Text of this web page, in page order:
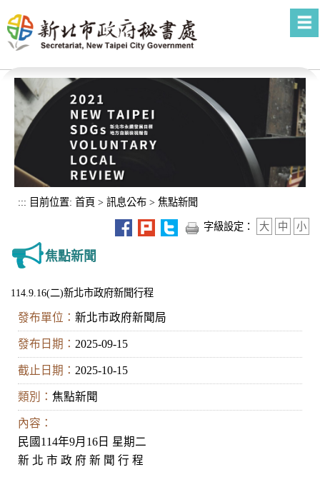
::: 目前位置: 首頁 > 訊息公布 > 焦點新聞
字級設定： 大 中 小
焦點新聞
114.9.16(二)新北市政府新聞行程
發布單位： 新北市政府新聞局
發布日期： 2025-09-15
截止日期： 2025-10-15
類別： 焦點新聞
內容：
民國114年9月16日 星期二
新 北 市 政 府 新 聞 行 程